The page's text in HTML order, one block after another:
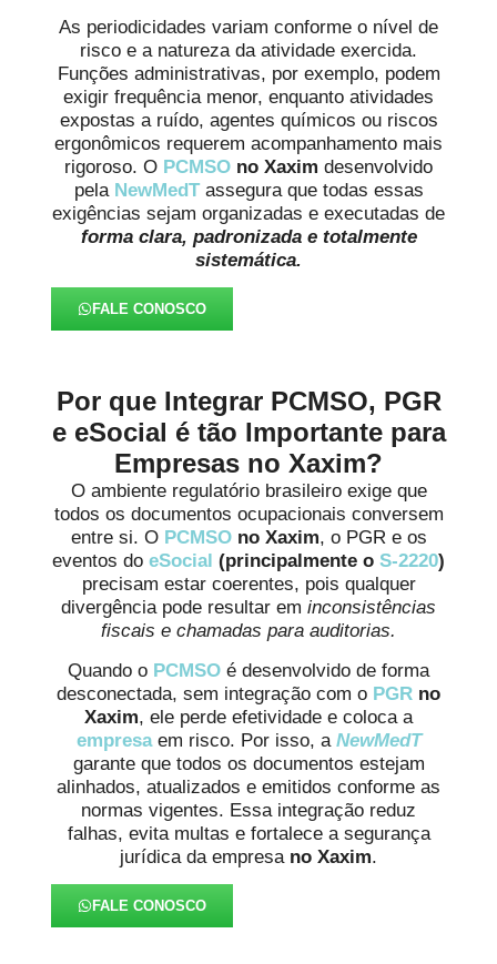
As periodicidades variam conforme o nível de
risco e a natureza da atividade exercida.
Funções administrativas, por exemplo, podem
exigir frequência menor, enquanto atividades
expostas a ruído, agentes químicos ou riscos
ergonômicos requerem acompanhamento mais
rigoroso. O PCMSO no Xaxim desenvolvido
pela NewMedT assegura que todas essas
exigências sejam organizadas e executadas de
forma clara, padronizada e totalmente
sistemática.
FALE CONOSCO
Por que Integrar PCMSO, PGR
e eSocial é tão Importante para
Empresas no Xaxim?
O ambiente regulatório brasileiro exige que
todos os documentos ocupacionais conversem
entre si. O PCMSOno Xaxim, o PGR e os
eventos do eSocial (principalmente o S-2220)
precisam estar coerentes, pois qualquer
divergência pode resultar em inconsistências
fiscais e chamadas para auditorias.
Quando o PCMSO é desenvolvido de forma
desconectada, sem integração com o PGR no
Xaxim, ele perde efetividade e coloca a
empresaem risco. Por isso, a NewMedT
garante que todos os documentos estejam
alinhados, atualizados e emitidos conforme as
normas vigentes. Essa integração reduz
falhas, evita multas e fortalece a segurança
jurídica da empresa no Xaxim.
FALE CONOSCO